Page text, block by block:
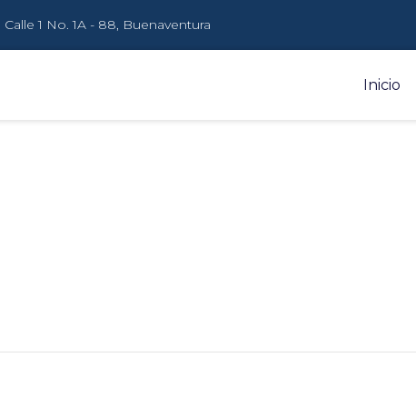
Calle 1 No. 1A - 88, Buenaventura
Inicio